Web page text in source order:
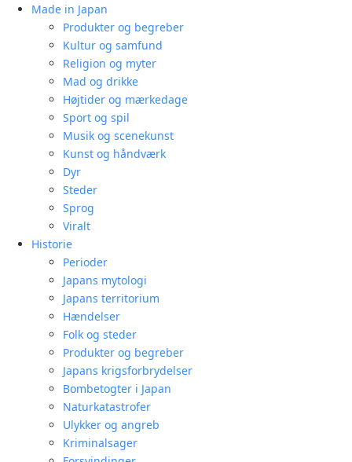
Made in Japan
Produkter og begreber
Kultur og samfund
Religion og myter
Mad og drikke
Højtider og mærkedage
Sport og spil
Musik og scenekunst
Kunst og håndværk
Dyr
Steder
Sprog
Viralt
Historie
Perioder
Japans mytologi
Japans territorium
Hændelser
Folk og steder
Produkter og begreber
Japans krigsforbrydelser
Bombetogter i Japan
Naturkatastrofer
Ulykker og angreb
Kriminalsager